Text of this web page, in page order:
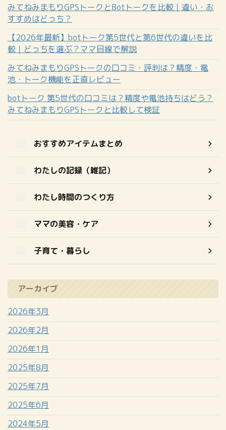
みてねみまもりGPSトークとBotトークを比較｜違い・お
すすめはどっち？
【2026年最新】botトーク第5世代と第6世代の違いを比
較｜どっちを選ぶ？ママ目線で解説
みてねみまもりGPSトークの口コミ・評判は？精度・電
池・トーク機能を正直レビュー
botトーク 第5世代の口コミは？精度や電池持ちはどう？
みてねみまもりGPSトークと比較して検証
おすすめアイテムまとめ
わたしの記録（雑記）
わたし時間のつくり方
ママの美容・ケア
子育て・暮らし
アーカイブ
2026年3月
2026年2月
2026年1月
2025年8月
2025年7月
2025年6月
2024年5月